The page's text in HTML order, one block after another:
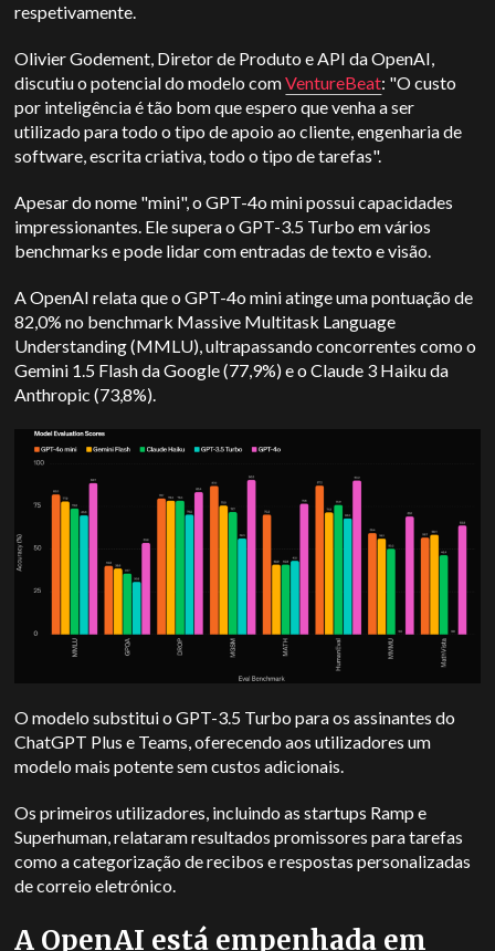
respetivamente.
Olivier Godement, Diretor de Produto e API da OpenAI,
discutiu o potencial do modelo comVentureBeat: "O custo
por inteligência é tão bom que espero que venha a ser
utilizado para todo o tipo de apoio ao cliente, engenharia de
software, escrita criativa, todo o tipo de tarefas".
Apesar do nome "mini", o GPT-4o mini possui capacidades
impressionantes. Ele supera o GPT-3.5 Turbo em vários
benchmarks e pode lidar com entradas de texto e visão.
A OpenAI relata que o GPT-4o mini atinge uma pontuação de
82,0% no benchmark Massive Multitask Language
Understanding (MMLU), ultrapassando concorrentes como o
Gemini 1.5 Flash da Google (77,9%) e o Claude 3 Haiku da
Anthropic (73,8%).
O modelo substitui o GPT-3.5 Turbo para os assinantes do
ChatGPT Plus e Teams, oferecendo aos utilizadores um
modelo mais potente sem custos adicionais.
Os primeiros utilizadores, incluindo as startups Ramp e
Superhuman, relataram resultados promissores para tarefas
como a categorização de recibos e respostas personalizadas
de correio eletrónico.
A OpenAI está empenhada em